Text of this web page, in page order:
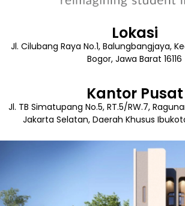
Lokasi
Jl. Cilubang Raya No.1, Balungbangjaya,
Bogor, Jawa Barat 16116
Kantor Pusat
Jl. TB Simatupang No.5, RT.5/RW.7,
Jakarta Selatan, Daerah Khusus